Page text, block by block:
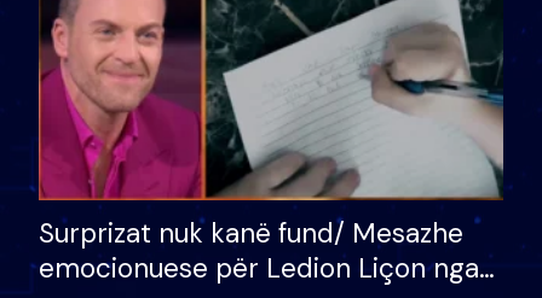
Surprizat nuk kanë fund/ Mesazhe
emocionuese për Ledion Liçon nga